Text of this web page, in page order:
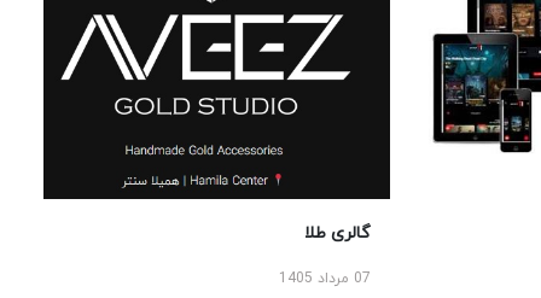
گالری طلا
07 مرداد 1405